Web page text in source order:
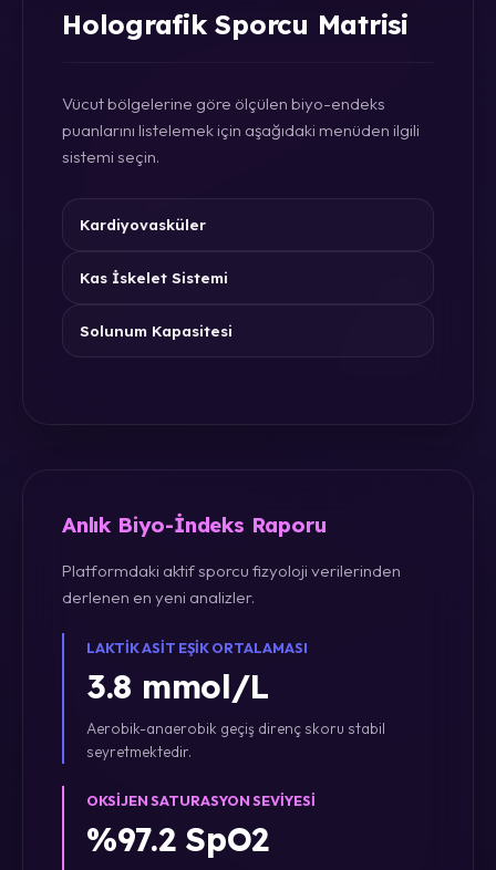
Holografik Sporcu Matrisi
Vücut bölgelerine göre ölçülen biyo-endeks
puanlarını listelemek için aşağıdaki menüden ilgili
sistemi seçin.
Kardiyovasküler
Kas İskelet Sistemi
Solunum Kapasitesi
Anlık Biyo-İndeks Raporu
Platformdaki aktif sporcu fizyoloji verilerinden
derlenen en yeni analizler.
LAKTIK ASIT EŞIK ORTALAMASI
3.8 mmol/L
Aerobik-anaerobik geçiş direnç skoru stabil
seyretmektedir.
OKSIJEN SATURASYON SEVIYESI
%97.2 SpO2